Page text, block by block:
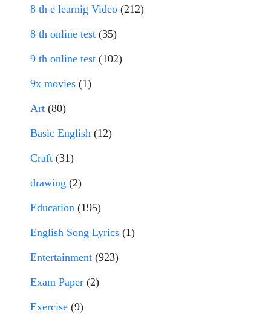
8 th e learnig Video (212)
8 th online test (35)
9 th online test (102)
9x movies (1)
Art (80)
Basic English (12)
Craft (31)
drawing (2)
Education (195)
English Song Lyrics (1)
Entertainment (923)
Exam Paper (2)
Exercise (9)